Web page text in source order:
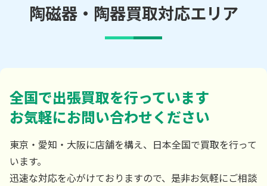
陶磁器・陶器買取対応エリア
全国で出張買取を行っています
お気軽にお問い合わせください
東京・愛知・大阪に店舗を構え、日本全国で買取を行って
います。
迅速な対応を心がけておりますので、是非お気軽にご相談